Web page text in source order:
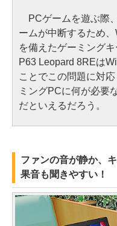
PCゲームを遊ぶ際
ームが中断するため
を備えたゲーミング
P63 Leopard 8REは
ことでこの問題に対
ミングPCに何が必要
だといえるだろう。
ファンの音が静か、
果音も聞きやすい！